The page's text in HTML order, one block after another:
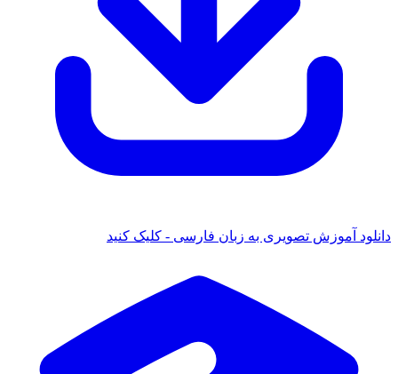
دانلود آموزش تصویری به زبان فارسی - کلیک کنید